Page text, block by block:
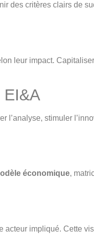
des critères clairs de
leur impact.
l’analyse, stimuler
économique,
acteur impliqué. Cette